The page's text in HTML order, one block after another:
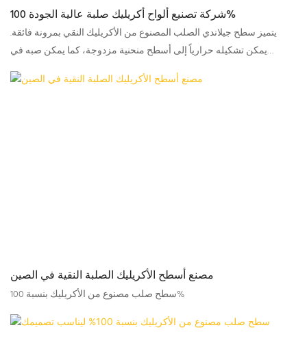
شركة تصنيع ألواح أكريليك صلبة عالية الجودة 100%
يتميز سطح جيلاندي الصلب المصنوع من الأكريليك النقي بمرونة فائقة.
يمكن تشكيله حرارياً إلى أسطح منحنية مزدوجة، كما يمكن صبه في
أحواض متكاملة. وتضفي تقنية التعرق الفريدة من جيلاندي على السطح
نمطاً مميزاً وطبيعياً.
مصنع أسطح الأكريليك الصلبة النقية في الصين
سطح صلب مصنوع من الأكريليك بنسبة 100%